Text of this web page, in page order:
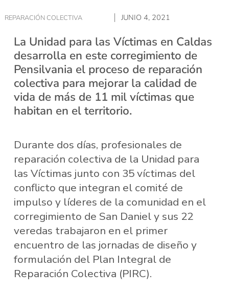
REPARACIÓN COLECTIVA JUNIO 4, 2021
La Unidad para las Víctimas en Caldas
desarrolla en este corregimiento de
Pensilvania el proceso de reparación
colectiva para mejorar la calidad de
vida de más de 11 mil víctimas que
habitan en el territorio.
Durante dos días, profesionales de
reparación colectiva de la Unidad para
las Víctimas junto con 35 víctimas del
conflicto que integran el comité de
impulso y líderes de la comunidad en el
corregimiento de San Daniel y sus 22
veredas trabajaron en el primer
encuentro de las jornadas de diseño y
formulación del Plan Integral de
Reparación Colectiva (PIRC).